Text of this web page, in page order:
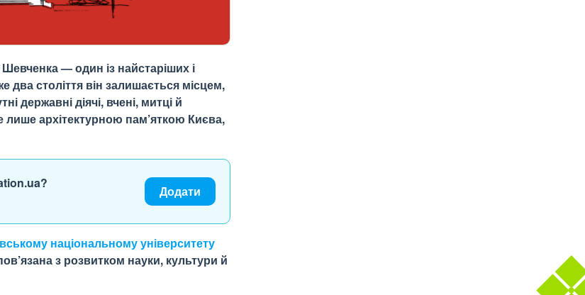
— один із найстаріших і
два століття він залишається місцем,
державні діячі, вчені, митці й
архітектурною пам’яткою Києва,
Додати
національному університету
з розвитком науки, культури й